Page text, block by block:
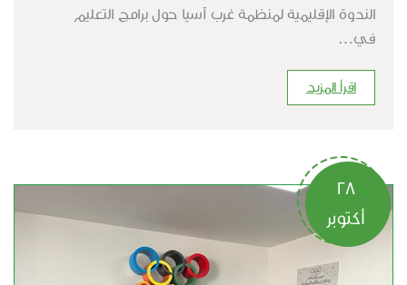
الندوة الإقليمية لمنظمة غرب آسيا حول برامج التعليم
في…
اقرأ المزيد
28
أكتوبر